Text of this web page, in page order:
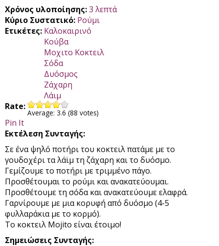
Χρόνος υλοποίησης:3 λεπτά
Κύριο Συστατικό: Ρούμι
Ετικέτες: Καλοκαιρινό
Κούβα
Μοχιτο Κοκτειλ
Σόδα
Δυόσμος
Ζάχαρη
Λάιμ
Rate:
Average: 3.6 (88 votes)
Pin It
Εκτέλεση Συνταγής:
Σε ένα ψηλό ποτήρι του κοκτειλ πατάμε με το
γουδοχέρι τα λάϊμ τη ζάχαρη και το δυόσμο.
Γεμίζουμε το ποτήρι με τριμμένο πάγο.
Προσθέτουμαι το ρούμι και ανακατεύουμαι.
Προσθέτουμε τη σόδα και ανακατεύουμε ελαφρά.
Γαρνίρουμε με μια κορυφή από δυόσμο (4-5
φυλλαράκια με το κορμό).
Το κοκτειλ Mojito είναι έτοιμο!
Σημειώσεις Συνταγής: